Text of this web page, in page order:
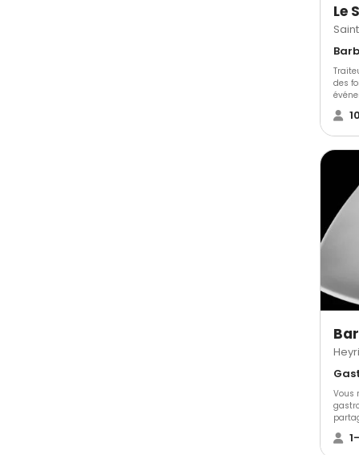
des
Vous